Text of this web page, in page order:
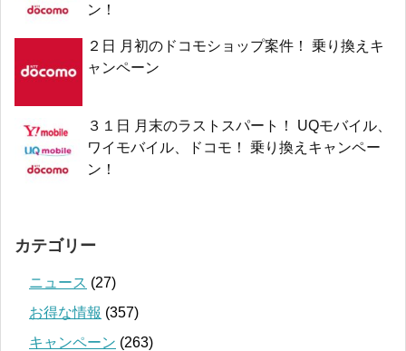
ン！
２日 月初のドコモショップ案件！ 乗り換えキ
ャンペーン
３１日 月末のラストスパート！ UQモバイル、
ワイモバイル、ドコモ！ 乗り換えキャンペー
ン！
カテゴリー
ニュース (27)
お得な情報 (357)
キャンペーン (263)